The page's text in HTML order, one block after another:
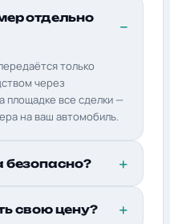
отдельно
только
через
все сделки —
на ваш автомобиль.
безопасно?
свою цену?